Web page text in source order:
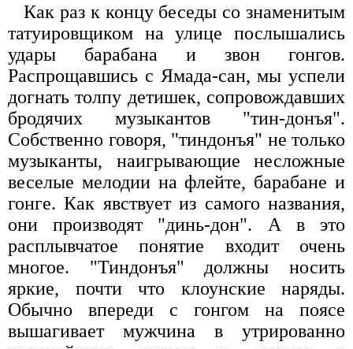
Как раз к концу беседы со знаменитым
татуировщиком на улице послышались
удары барабана и звон гонгов.
Распрощавшись с Ямада-сан, мы успели
догнать толпу детишек, сопровождавших
бродячих музыкантов "тин-донъя".
Собственно говоря, "тиндонъя" не только
музыканты, наигрывающие несложные
веселые мелодии на флейте, барабане и
гонге. Как явствует из самого названия,
они производят "динь-дон". А в это
расплывчатое понятие входит очень
многое. "Тиндонъя" должны носить
яркие, почти что клоунские наряды.
Обычно впереди с гонгом на поясе
вышагивает мужчина в утрированно